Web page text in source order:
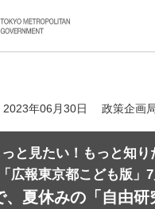
2023年06月30日 政策企画
と見たい！もっと知り
広報東京都こども版」
、夏休みの「自由研